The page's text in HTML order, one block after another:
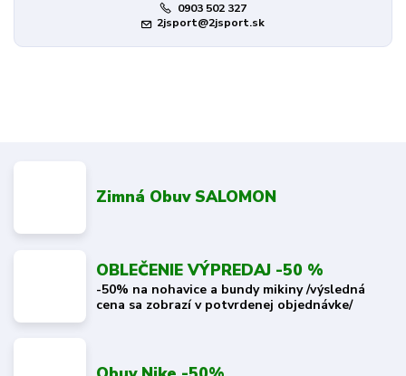
0903 502 327
2jsport@2jsport.sk
Zimná Obuv SALOMON
OBLEČENIE VÝPREDAJ -50 %
-50% na nohavice a bundy mikiny /výsledná
cena sa zobrazí v potvrdenej objednávke/